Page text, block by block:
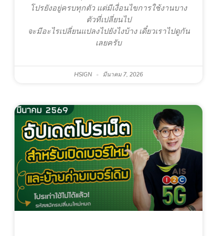
โปรยังอยู่ครบทุกตัว แต่มีเงื่อนไขการใช้งานบาง
ตัวที่เปลี่ยนไป
จะมีอะไรเปลี่ยนแปลงไปยังไงบ้าง เดี๋ยวเราไปดูกัน
เลยครับ
HSIGN มีนาคม 7, 2026